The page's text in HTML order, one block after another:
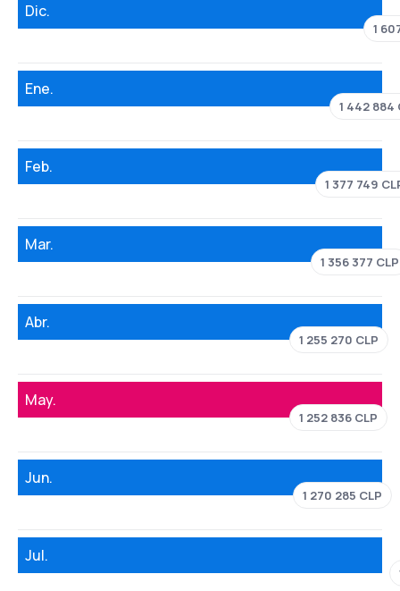
Dic.
1
Ene.
1 442 884
Feb.
1 377 749
Mar.
1 356 377 CLP
Abr.
1 255 270 CLP
May.
1 252 836 CLP
Jun.
1 270 285 CLP
Jul.